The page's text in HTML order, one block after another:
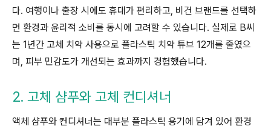
다. 여행이나 출장 시에도 휴대가 편리하고, 비건 브랜드를 선택하
면 환경과 윤리적 소비를 동시에 고려할 수 있습니다. 실제로 B씨
는 1년간 고체 치약 사용으로 플라스틱 치약 튜브 12개를 줄였으
며, 피부 민감도가 개선되는 효과까지 경험했습니다.
2. 고체 샴푸와 고체 컨디셔너
액체 샴푸와 컨디셔너는 대부분 플라스틱 용기에 담겨 있어 환경